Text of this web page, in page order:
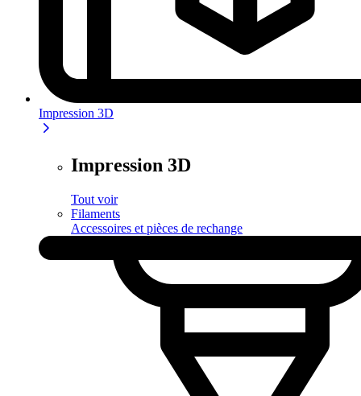
Impression 3D
Impression 3D
Tout voir
Filaments
Accessoires et pièces de rechange